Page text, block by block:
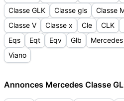
Classe GLK
Classe gls Classe
Classe V
Classe x Cle CLK
Eqs
Eqt Eqv Glb
Viano
Annonces Mercedes Classe